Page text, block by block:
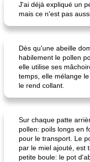
J'ai déjà expliqué un
mais ce n'est pas
Dès qu'une abeille
habilement le pollen
elle utilise ses
temps, elle mélange
le rend collant.
Sur chaque patte
pollen: poils longs en
pour le transport. Le
par le miel ajouté, est
petite boule: le pot